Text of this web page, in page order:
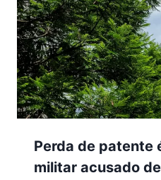
Perda de patente
militar acusado